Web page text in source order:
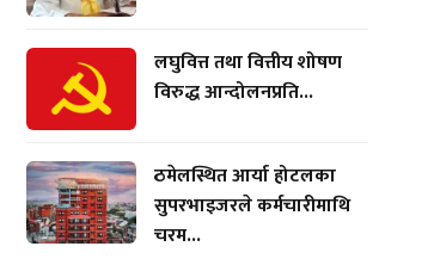
लघुवित्त तथा वित्तीय शोषण
विरुद्ध आन्दोलनप्रति...
ठमेलस्थित आर्या होटलका
सुपरभाइजरले कर्मचारीमाथि
चरम...